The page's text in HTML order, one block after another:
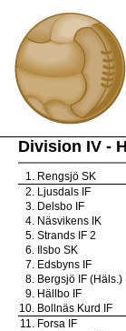
Division IV -
1. Rengsjö SK
2. Ljusdals IF
3. Delsbo IF
4. Näsvikens IK
5. Strands IF 2
6.
Ilsbo SK
7. Edsbyns IF
8. Bergsjö IF (Häls.)
9. Hällbo IF
10. Bollnäs Kurd IF
11. Forsa IF